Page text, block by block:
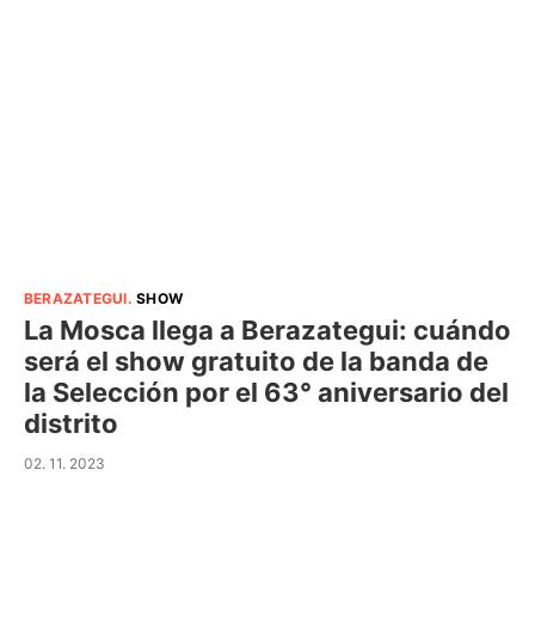
BERAZATEGUI.SHOW
La Mosca llega a Berazategui: cuándo
será el show gratuito de la banda de
la Selección por el 63° aniversario del
distrito
02. 11. 2023